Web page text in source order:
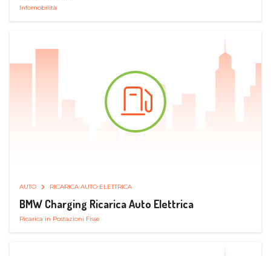
Infomobilità
AUTO RICARICA AUTO ELETTRICA
BMW Charging Ricarica Auto Elettrica
Ricarica in Postazioni Fisse